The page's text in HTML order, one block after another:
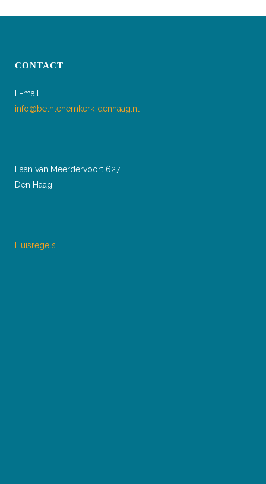
CONTACT
E-mail:
info@bethlehemkerk-denhaag.nl
Laan van Meerdervoort 627
Den Haag
Huisregels